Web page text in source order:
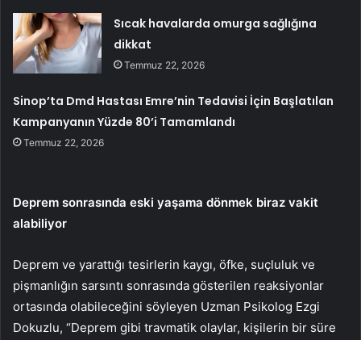
Sıcak havalarda omurga sağlığına
dikkat
Temmuz 22, 2026
Sinop’ta Dmd Hastası Emre’nin Tedavisi İçin Başlatılan
Kampanyanın Yüzde 80’i Tamamlandı
Temmuz 22, 2026
Deprem sonrasında eski yaşama dönmek biraz vakit
alabiliyor
Deprem ve yarattığı tesirlerin kaygı, öfke, suçluluk ve
pişmanlığın sarsıntı sonrasında gösterilen reaksiyonlar
ortasında olabileceğini söyleyen Uzman Psikolog Ezgi
Dokuzlu, “Deprem gibi travmatik olaylar, kişilerin bir süre